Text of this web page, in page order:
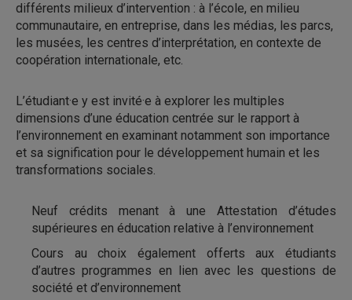
différents milieux d’intervention : à l’école, en milieu
communautaire, en entreprise, dans les médias, les parcs,
les musées, les centres d’interprétation, en contexte de
coopération internationale, etc.
L’étudiant·e y est invité·e à explorer les multiples
dimensions d’une éducation centrée sur le rapport à
l’environnement en examinant notamment son importance
et sa signification pour le développement humain et les
transformations sociales.
Neuf crédits menant à une Attestation d’études
supérieures en éducation relative à l’environnement
Cours au choix également offerts aux étudiants
d’autres programmes en lien avec les questions de
société et d’environnement